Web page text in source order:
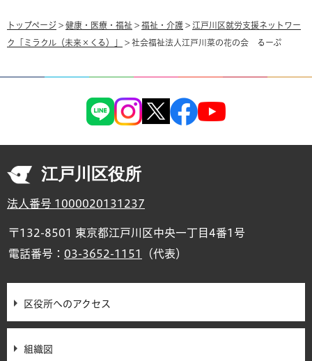
トップページ > 健康・医療・福祉 > 福祉・介護 > 江戸川区就労支援ネットワー
ク「ミラクル（未来×くる）」 > 社会福祉法人江戸川菜の花の会 るーぷ
江戸川区役所
法人番号 1000020131237
〒132-8501 東京都江戸川区中央一丁目4番1号
電話番号： 03-3652-1151 （代表）
区役所へのアクセス
組織図